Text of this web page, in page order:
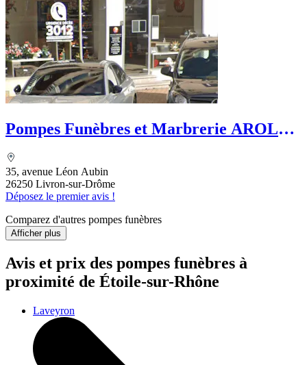
Pompes Funèbres et Marbrerie AROLE -
35, avenue Léon Aubin
26250 Livron-sur-Drôme
Déposez le premier avis !
Comparez d'autres pompes funèbres
Afficher plus
Avis et prix des pompes funèbres à
proximité de Étoile-sur-Rhône
Laveyron